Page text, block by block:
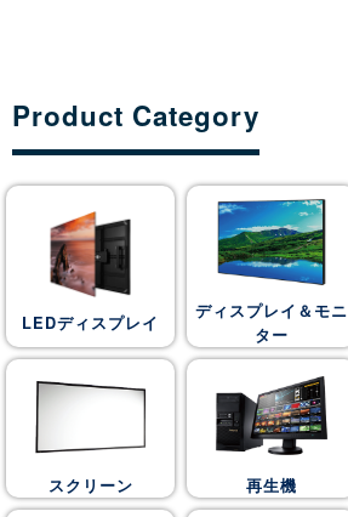
Product Category
LEDディスプレイ
ディスプレイ＆モニ
ター
スクリーン 再生機